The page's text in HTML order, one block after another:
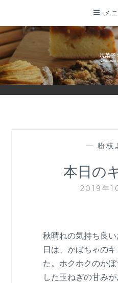
テ
ン
ツ
に
メ
— 粉枝
本日の
2019年
秋晴れの気持ち良
日は、かぼちゃの
た。ホクホクのか
した玉ねぎの甘みが